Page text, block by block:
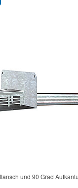
und 90 Grad